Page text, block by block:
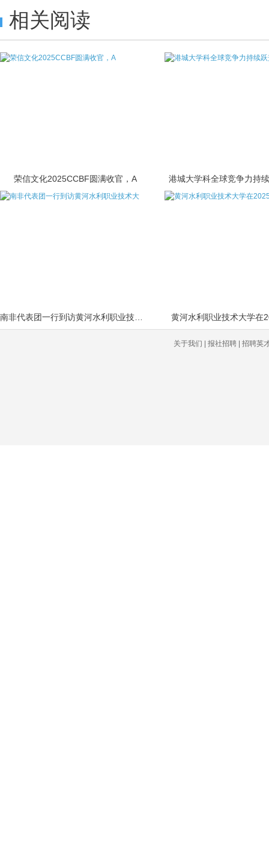
相关阅读
荣信文化2025CCBF圆满收官，A 港城大学科全球竞争力持
黄河水利职业技术大学在
关于我们 | 报社招聘 | 招聘英